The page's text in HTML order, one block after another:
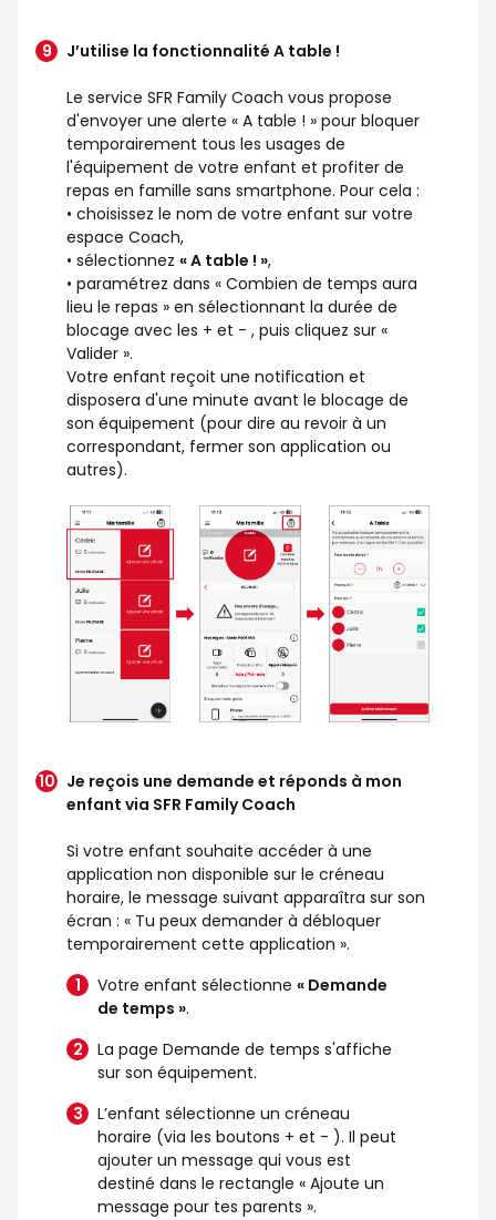
J’utilise la fonctionnalité A table !
Le service SFR Family Coach vous propose
d'envoyer une alerte « A table ! » pour bloquer
temporairement tous les usages de
l'équipement de votre enfant et profiter de
repas en famille sans smartphone. Pour cela :
• choisissez le nom de votre enfant sur votre
espace Coach,
• sélectionnez « A table ! »,
• paramétrez dans « Combien de temps aura
lieu le repas » en sélectionnant la durée de
blocage avec les + et - , puis cliquez sur «
Valider ».
Votre enfant reçoit une notification et
disposera d'une minute avant le blocage de
son équipement (pour dire au revoir à un
correspondant, fermer son application ou
autres).
Je reçois une demande et réponds à mon
enfant via SFR Family Coach
Si votre enfant souhaite accéder à une
application non disponible sur le créneau
horaire, le message suivant apparaîtra sur son
écran : « Tu peux demander à débloquer
temporairement cette application ».
Votre enfant sélectionne « Demande
de temps ».
La page Demande de temps s'affiche
sur son équipement.
L’enfant sélectionne un créneau
horaire (via les boutons + et - ). Il peut
ajouter un message qui vous est
destiné dans le rectangle « Ajoute un
message pour tes parents ».